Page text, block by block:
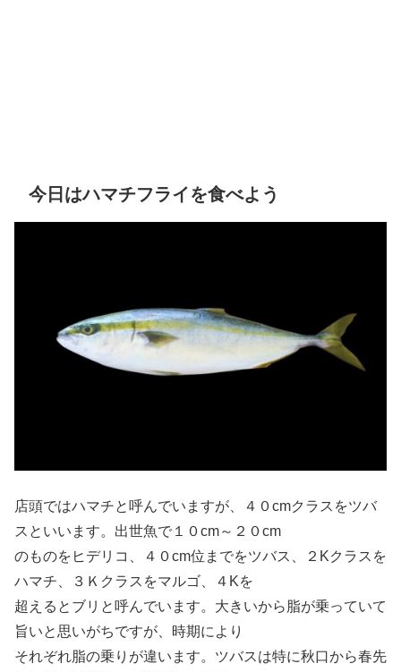
今日はハマチフライを食べよう
店頭ではハマチと呼んでいますが、４０cmクラスをツバ
スといいます。出世魚で１０cm～２０cm
のものをヒデリコ、４０cm位までをツバス、２Kクラスを
ハマチ、３Ｋクラスをマルゴ、４Kを
超えるとブリと呼んでいます。大きいから脂が乗っていて
旨いと思いがちですが、時期により
それぞれ脂の乗りが違います。ツバスは特に秋口から春先